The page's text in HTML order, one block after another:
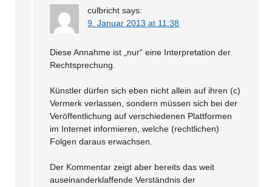
culbricht says:
9. Januar 2013 at 11:38
Diese Annahme ist „nur“ eine Interpretation der
Rechtsprechung.
Künstler dürfen sich eben nicht allein auf ihren (c)
Vermerk verlassen, sondern müssen sich bei der
Veröffentlichung auf verschiedenen Plattformen
im Internet informieren, welche (rechtlichen)
Folgen daraus erwachsen.
Der Kommentar zeigt aber bereits das weit
auseinanderklaffende Verständnis der